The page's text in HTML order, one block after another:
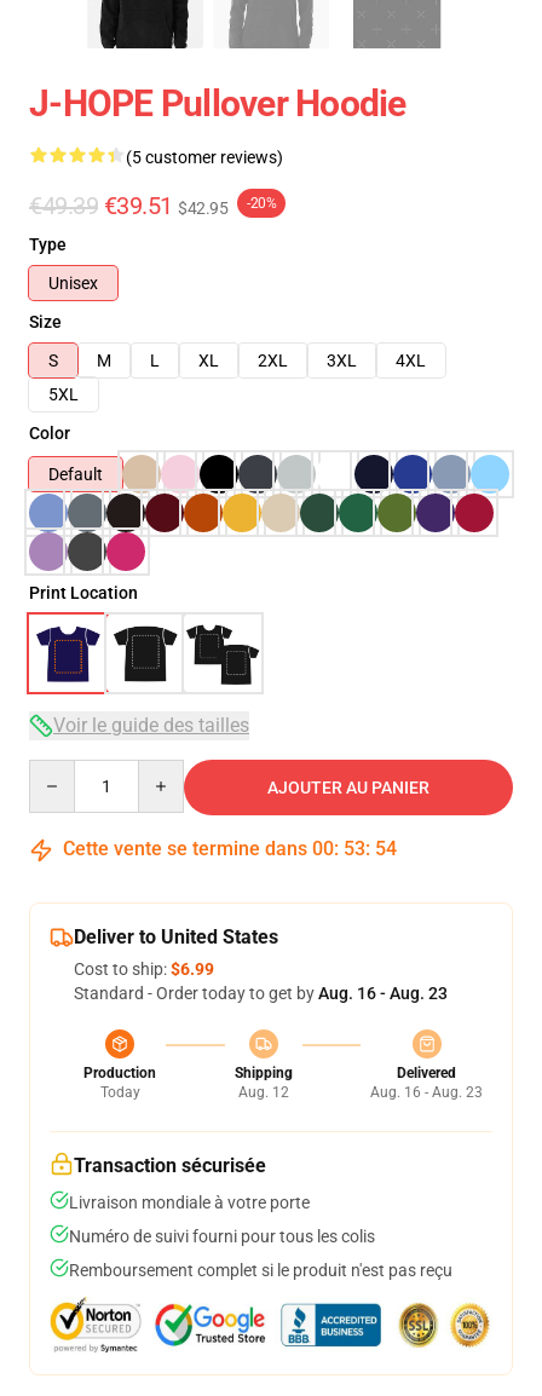
J-HOPE Pullover Hoodie
(5 customer reviews)
€49.39 €39.51 $42.95 -20%
Type
Unisex
Size
S
M L XL 2XL 3XL
4XL
5XL
Color
Default
Print Location
Voir le guide des tailles
AJOUTER AU PANIER
Cette vente se termine dans 00: 53: 53
Deliver to United States
Cost to ship:$6.99
Standard - Order today to get byAug. 16 - Aug. 23
Production
Today
Shipping
Aug. 12
Delivered
Aug. 16 - Aug. 23
Transaction sécurisée
Livraison mondiale à votre porte
Numéro de suivi fourni pour tous les colis
Remboursement complet si le produit n'est pas reçu